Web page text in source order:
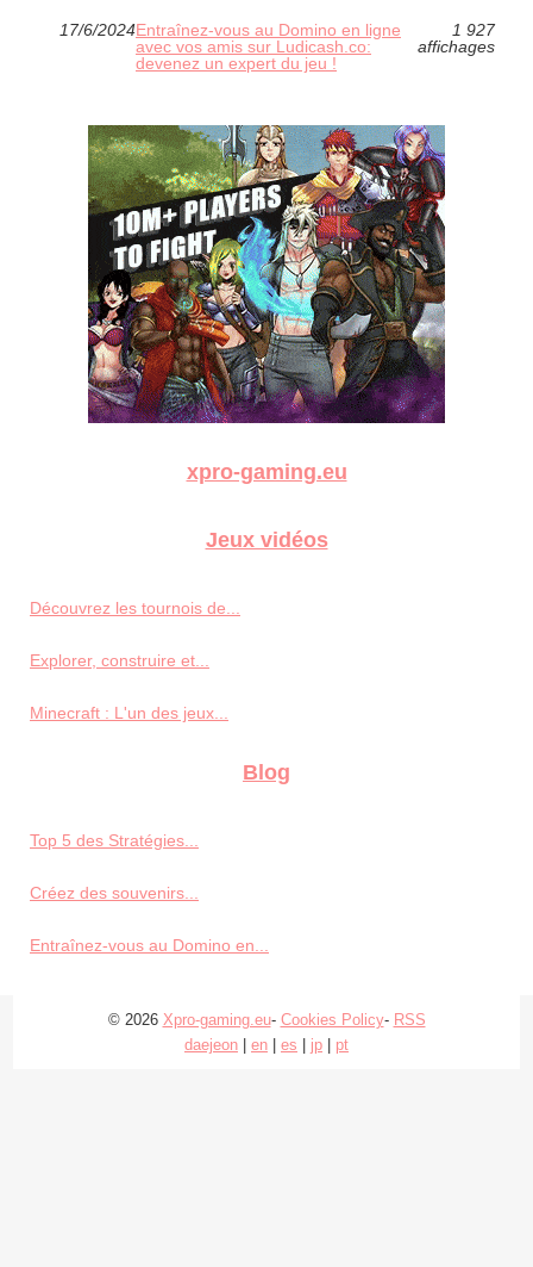
17/6/2024Entraînez-vous au Domino en ligne
avec vos amis sur Ludicash.co:
devenez un expert du jeu !
1 927
affichages
xpro-gaming.eu
Jeux vidéos
Découvrez les tournois de...
Explorer, construire et...
Minecraft : L'un des jeux...
Blog
Top 5 des Stratégies...
Créez des souvenirs...
Entraînez-vous au Domino en...
© 2026 Xpro-gaming.eu- Cookies Policy- RSS
daejeon
en es jp pt